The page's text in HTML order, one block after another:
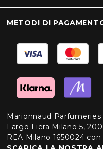
METODI DI
Marionnaud Parfumeries
Largo Fiera Milano 5,
REA Milano 1650024 con